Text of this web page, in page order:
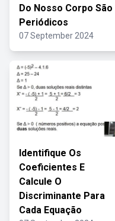
Do Nosso Corpo São
Periódicos
07 September 2024
Identifique Os
Coeficientes E
Calcule O
Discriminante Para
Cada Equação